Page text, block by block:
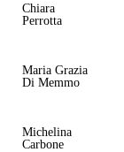
Chiara
Perrotta
Maria Grazia
Di Memmo
Michelina
Carbone